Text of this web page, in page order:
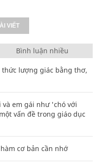
VIẾT
Bình luận nhiều
thức lượng giác bằng thơ,
em gái như 'chó với
vấn đề trong giáo dục
cơ bản cần nhớ